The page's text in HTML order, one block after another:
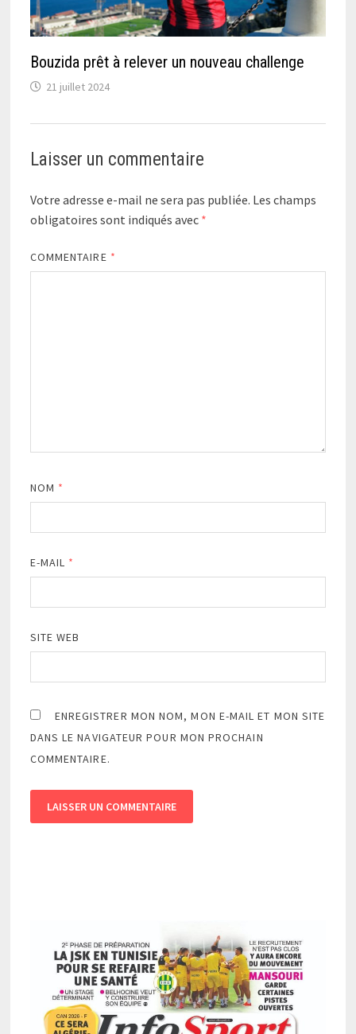
Bouzida prêt à relever un nouveau challenge
21 juillet 2024
Laisser un commentaire
Votre adresse e-mail ne sera pas publiée. Les champs
obligatoires sont indiqués avec *
COMMENTAIRE *
NOM *
E-MAIL *
SITE WEB
ENREGISTRER MON NOM, MON E-MAIL ET MON SITE
DANS LE NAVIGATEUR POUR MON PROCHAIN
COMMENTAIRE.